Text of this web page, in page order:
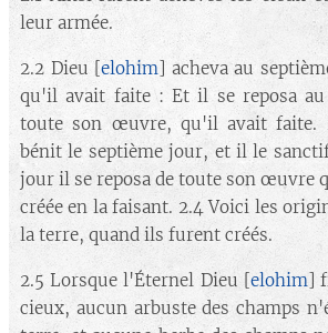
leur armée.
2.2 Dieu [elohim] acheva au
qu'il avait faite : Et il se reposa
toute son œuvre, qu'il avait faite.
bénit le septième jour, et il le
jour il se reposa de toute son œuvre
créée en la faisant. 2.4 Voici les
la terre, quand ils furent créés.
2.5 Lorsque l'Éternel Dieu [elohim]
cieux, aucun arbuste des champs